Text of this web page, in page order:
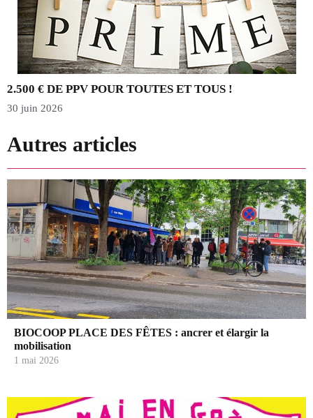
2.500 € DE PPV POUR TOUTES ET TOUS !
30 juin 2026
Autres articles
BIOCOOP PLACE DES FÊTES : ancrer et élargir la
mobilisation
1 mai 2026